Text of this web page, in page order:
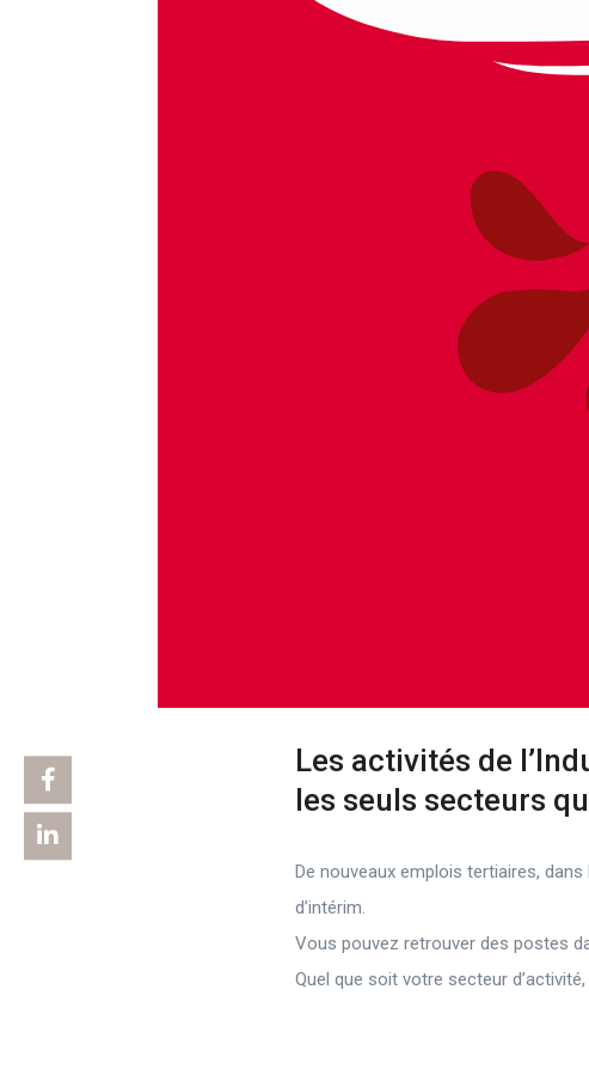
Les activités de
les seuls secteurs
De nouveaux emplois tertiaires,
d’intérim.
Vous pouvez retrouver des postes
Quel que soit votre secteur